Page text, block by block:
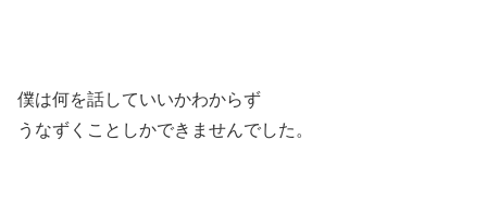
僕は何を話していいかわからず
うなずくことしかできませんでした。